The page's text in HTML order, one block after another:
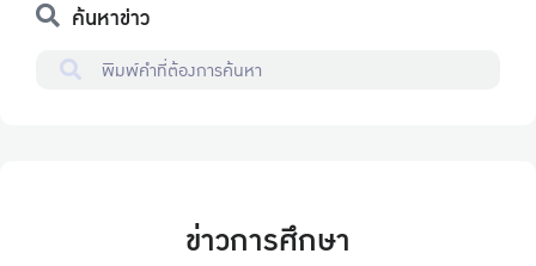
ค้นหาข่าว
ข่าวการศึกษา